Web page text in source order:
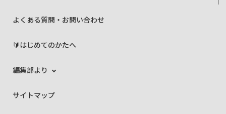
よくある質問・お問い合わせ
🔰はじめてのかたへ
編集部より
サイトマップ